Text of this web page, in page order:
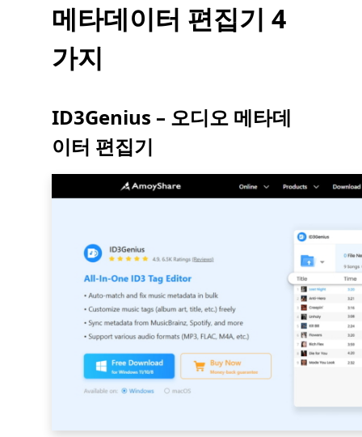
메타데이터 편집기 4
가지
ID3Genius – 오디오 메타데
이터 편집기